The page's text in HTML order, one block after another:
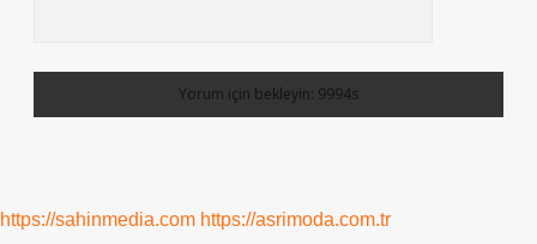
https://sahinmedia.com https://asrimoda.com.tr